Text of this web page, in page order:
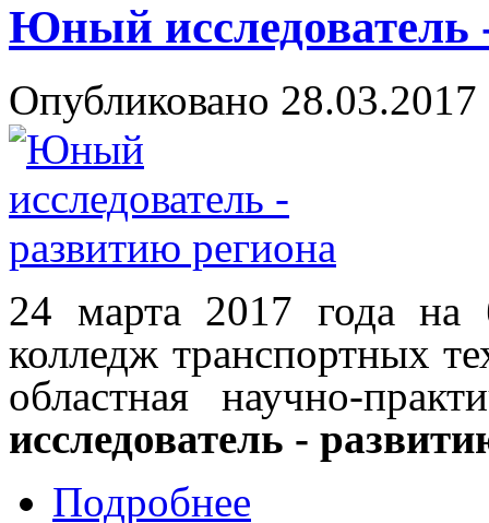
Юный исследователь
Опубликовано
24 марта 2017 года
колледж транспортных
областная научно-
исследователь -
Подробнее